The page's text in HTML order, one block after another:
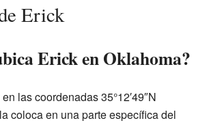
Erick
Erick en Oklahoma?
las coordenadas 35°12′49″N
la coloca en una parte específica del